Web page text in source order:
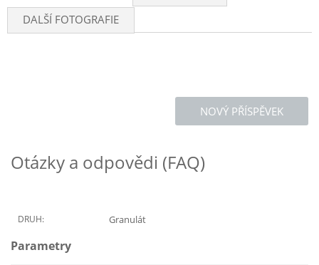
DALŠÍ FOTOGRAFIE
NOVÝ PŘÍSPĚVEK
Otázky a odpovědi (FAQ)
DRUH: Granulát
Parametry